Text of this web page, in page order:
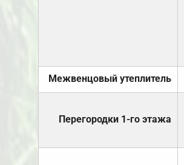
Межвенцовый утеплитель
Перегородки 1-го этажа